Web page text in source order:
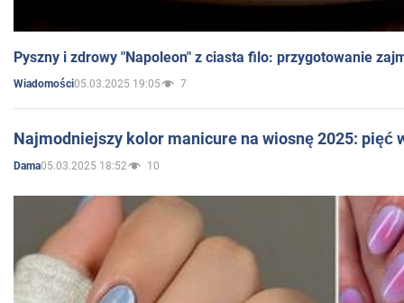
Pyszny i zdrowy "Napoleon" z ciasta filo: przygotowanie
Wiadomości05.03.2025 19:05 7
Najmodniejszy kolor manicure na wiosnę 2025: pięć
Dama05.03.2025 18:52 10